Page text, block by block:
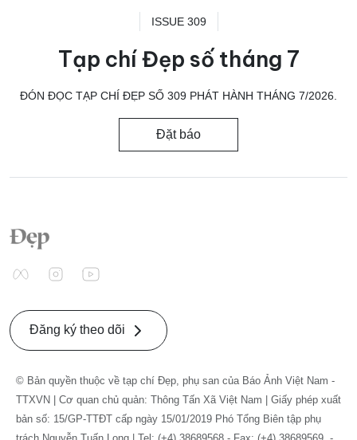
ISSUE 309
Tạp chí Đẹp số tháng 7
ĐÓN ĐỌC TẠP CHÍ ĐẸP SỐ 309 PHÁT HÀNH THÁNG 7/2026.
Đặt báo
Đăng ký theo dõi
© Bản quyền thuộc về tạp chí Đẹp, phụ san của Báo Ảnh Việt Nam -
TTXVN | Cơ quan chủ quản: Thông Tấn Xã Việt Nam | Giấy phép xuất
bản số: 15/GP-TTĐT cấp ngày 15/01/2019 Phó Tổng Biên tập phụ